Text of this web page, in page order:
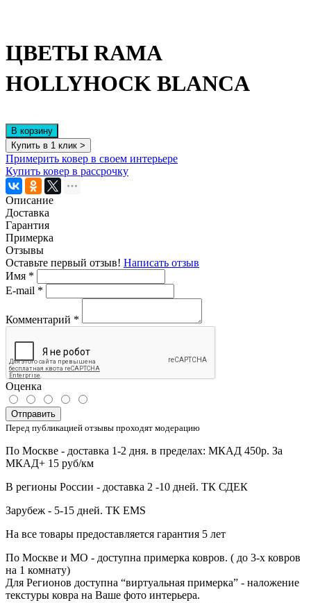
ЦВЕТЫ RAMA
HOLLYHOCK BLANCA
В корзину
Купить в 1 клик >
Примерить ковер в своем интерьере
Купить ковер в рассрочку
Описание
Доставка
Гарантия
Примерка
Отзывы
Оставьте первый отзыв! Написать отзыв
Имя *
E-mail *
Комментарий *
Оценка
Отправить
Перед публикацией отзывы проходят модерацию
По Москве - доставка 1-2 дня. в пределах: МКАД 450р. За
МКАД+ 15 руб/км
В регионы России - доставка 2 -10 дней. ТК СДЕК
Зарубеж - 5-15 дней. ТК EMS
На все товары предоставляется гарантия 5 лет
По Москве и МО - доступна примерка ковров. ( до 3-х ковров
на 1 комнату)
Для Регионов доступна “виртуальная примерка” - наложение
текстуры ковра на Ваше фото интерьера.